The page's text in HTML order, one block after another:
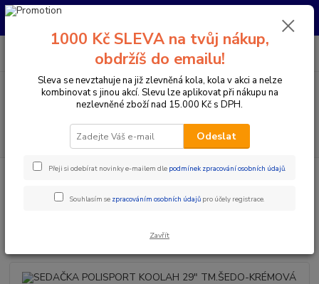
Pro nachystání kola / doplňků na prodejně si prosím zavolejte dopředu.
Menu
CZK
PO-PÁ 10:00-17:00 | SO: 9:00-12:00
Doplňky a helmy Dětské sedačky
SEDAČKA POLISPORT
29" TM.ŠEDO-KRÉMOVÁ
1000 Kč SLEVA na tvůj nákup,
obdržíš do emailu!
Sleva se nevztahuje na již zlevněná kola, kola v akci a nelze
kombinovat s jinou akcí. Slevu lze aplikovat při nákupu na
nezlevněné zboží nad 15.000 Kč s DPH.
Odeslat
Přeji si odebírat novinky e-mailem dle podmínek zpracování osobních údajů.
Souhlasím se zpracováním osobních údajů pro účely registrace.
Zavřít